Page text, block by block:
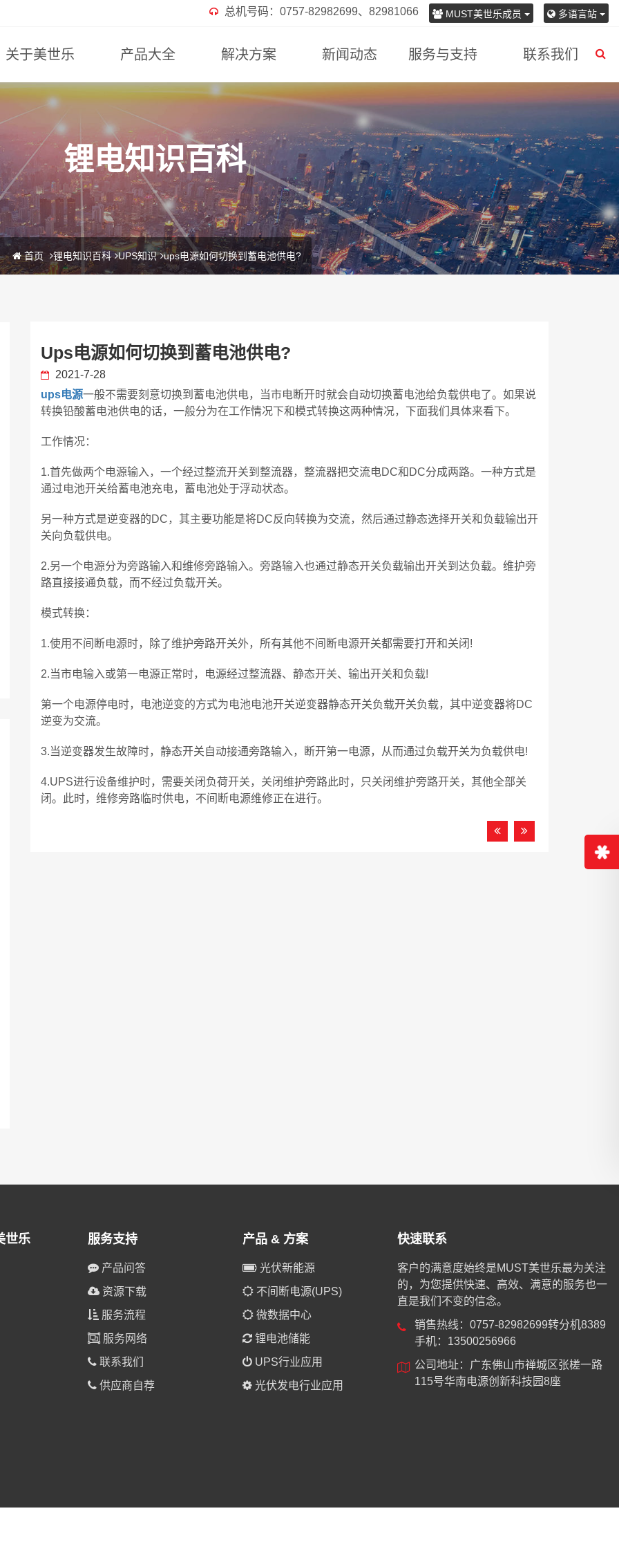
多语言站
MUST美世乐成员
总机号码：0757-82982699、82981066
关于美世乐 产品大全 解决方案 新闻动态 服务与支持 联系我们
锂电知识百科
首页 锂电知识百科 UPS知识 ups电源如何切换到蓄电池供电?
Ups电源如何切换到蓄电池供电?
2021-7-28
ups电源一般不需要刻意切换到蓄电池供电，当市电断开时就会自动切换蓄电池给负载供电了。如果说
转换铅酸蓄电池供电的话，一般分为在工作情况下和模式转换这两种情况，下面我们具体来看下。
工作情况：
1.首先做两个电源输入，一个经过整流开关到整流器，整流器把交流电DC和DC分成两路。一种方式是
通过电池开关给蓄电池充电，蓄电池处于浮动状态。
另一种方式是逆变器的DC，其主要功能是将DC反向转换为交流，然后通过静态选择开关和负载输出开
关向负载供电。
2.另一个电源分为旁路输入和维修旁路输入。旁路输入也通过静态开关负载输出开关到达负载。维护旁
路直接接通负载，而不经过负载开关。
模式转换：
1.使用不间断电源时，除了维护旁路开关外，所有其他不间断电源开关都需要打开和关闭!
2.当市电输入或第一电源正常时，电源经过整流器、静态开关、输出开关和负载!
第一个电源停电时，电池逆变的方式为电池电池开关逆变器静态开关负载开关负载，其中逆变器将DC
逆变为交流。
3.当逆变器发生故障时，静态开关自动接通旁路输入，断开第一电源，从而通过负载开关为负载供电!
4.UPS进行设备维护时，需要关闭负荷开关，关闭维护旁路此时，只关闭维护旁路开关，其他全部关
闭。此时，维修旁路临时供电，不间断电源维修正在进行。
世乐 服务支持
产品问答
资源下载
服务流程
服务网络
联系我们
供应商自荐
产品 & 方案
光伏新能源
不间断电源(UPS)
微数据中心
锂电池储能
UPS行业应用
光伏发电行业应用
快速联系
客户的满意度始终是MUST美世乐最为关注
的，为您提供快速、高效、满意的服务也一
直是我们不变的信念。
销售热线：0757-82982699转分机8389
手机：13500256966
公司地址：广东佛山市禅城区张槎一路
115号华南电源创新科技园8座